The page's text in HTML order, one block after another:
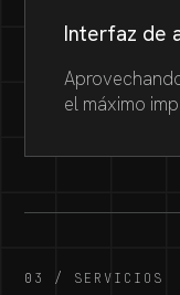
Interfaz de
el máximo
03 / SERVICIOS